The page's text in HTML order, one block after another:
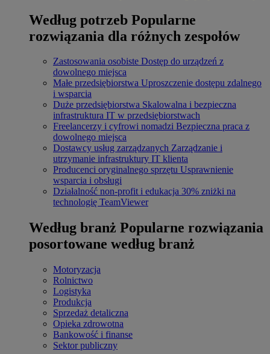
Według potrzeb Popularne
rozwiązania dla różnych zespołów
Zastosowania osobiste Dostęp do urządzeń z
dowolnego miejsca
Małe przedsiębiorstwa Uproszczenie dostępu zdalnego
i wsparcia
Duże przedsiębiorstwa Skalowalna i bezpieczna
infrastruktura IT w przedsiębiorstwach
Freelancerzy i cyfrowi nomadzi Bezpieczna praca z
dowolnego miejsca
Dostawcy usług zarządzanych Zarządzanie i
utrzymanie infrastruktury IT klienta
Producenci oryginalnego sprzętu Usprawnienie
wsparcia i obsługi
Działalność non-profit i edukacja 30% zniżki na
technologię TeamViewer
Według branż Popularne rozwiązania
posortowane według branż
Motoryzacja
Rolnictwo
Logistyka
Produkcja
Sprzedaż detaliczna
Opieka zdrowotna
Bankowość i finanse
Sektor publiczny